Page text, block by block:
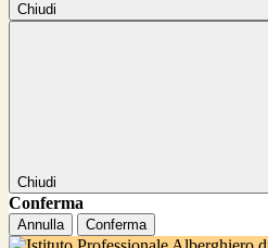
Chiudi
Chiudi
Conferma
Annulla Conferma